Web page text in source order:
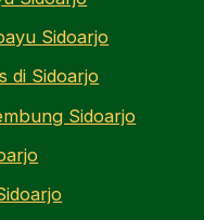
Sidoarjo
di Sidoarjo
Sidoarjo